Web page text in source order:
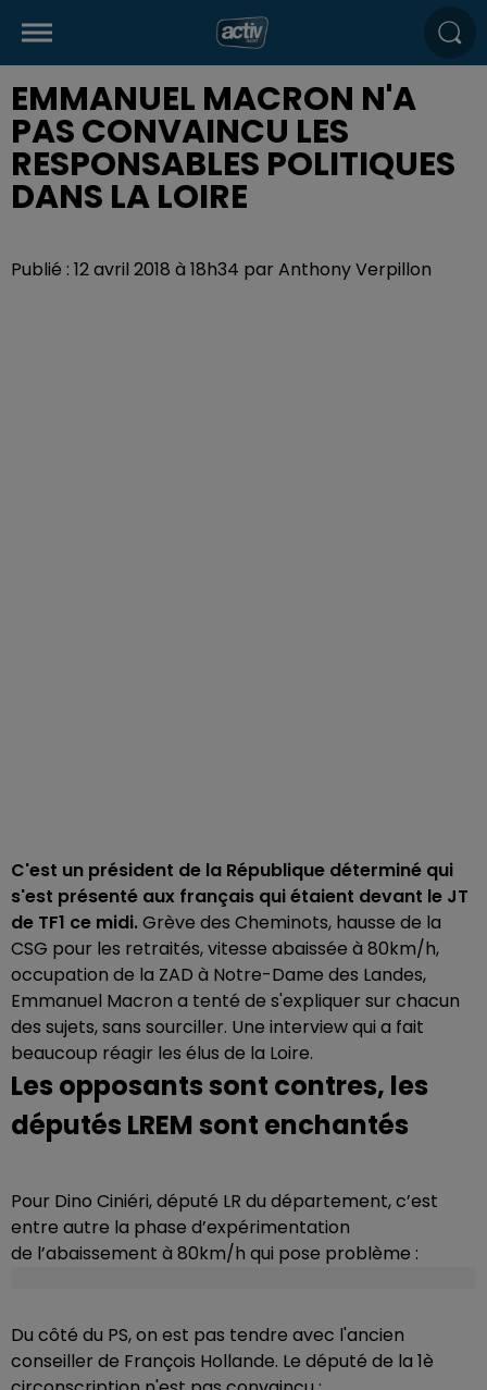
EMMANUEL MACRON N'A
PAS CONVAINCU LES
RESPONSABLES POLITIQUES
DANS LA LOIRE
Publié : 12 avril 2018 à 18h34 par Anthony Verpillon
C'est un président de la République déterminé qui
s'est présenté aux français qui étaient devant le JT
de TF1 ce midi.Grève des Cheminots, hausse de la
CSG pour les retraités, vitesse abaissée à 80km/h,
occupation de la ZAD à Notre-Dame des Landes,
Emmanuel Macron a tenté de s'expliquer sur chacun
des sujets, sans sourciller. Une interview qui a fait
beaucoup réagir les élus de la Loire.
Les opposants sont contres, les
députés LREM sont enchantés
Pour Dino Ciniéri, député LR du département, c’est
entre autre la phase d’expérimentation
de l’abaissement à 80km/h qui pose problème :
Du côté du PS, on est pas tendre avec l'ancien
conseiller de François Hollande. Le député de la 1è